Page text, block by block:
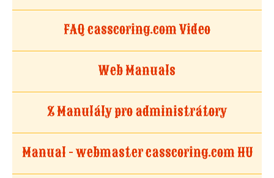
FAQ casscoring.com Video
Web Manuals
Z Manulály pro administrátory
Manual - webmaster casscoring.com HU